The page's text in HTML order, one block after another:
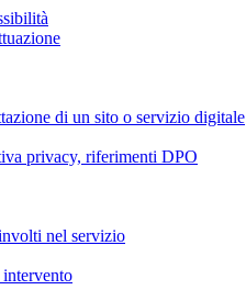
di un sito o servizio digitale
privacy, riferimenti DPO
nel servizio